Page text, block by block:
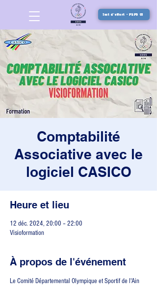
Test d'effort - PEPS 01
Comptabilité
Associative avec le
logiciel CASICO
Heure et lieu
12 déc. 2024, 20:00 – 22:00
Visioformation
À propos de l'événement
Le Comité Départemental Olympique et Sportif de l'Ain